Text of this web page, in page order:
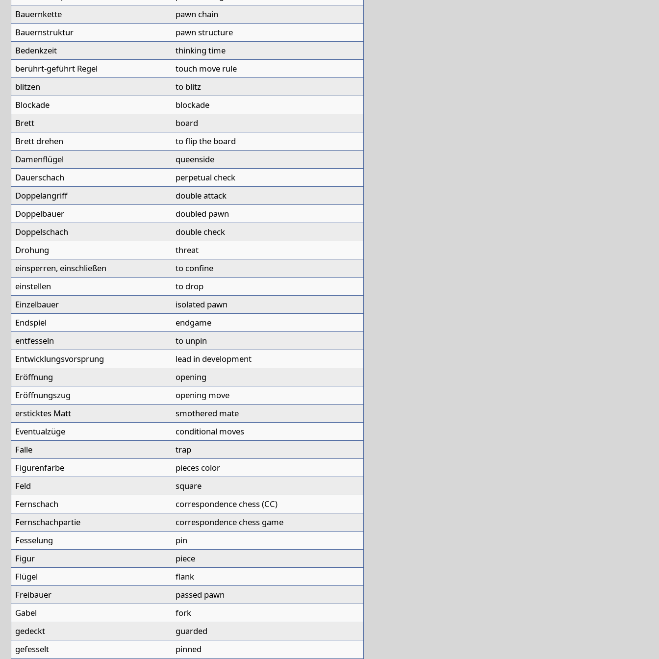
Bauernkette
pawn chain
Bauernstruktur
pawn structure
Bedenkzeit
thinking time
berührt-geführt Regel
touch move rule
blitzen
to blitz
Blockade
blockade
Brett
board
Brett drehen
to flip the board
Damenflügel
queenside
Dauerschach
perpetual check
Doppelangriff
double attack
Doppelbauer
doubled pawn
Doppelschach
double check
Drohung
threat
einsperren, einschließen
to confine
einstellen
to drop
Einzelbauer
isolated pawn
Endspiel
endgame
entfesseln
to unpin
Entwicklungsvorsprung
lead in development
Eröffnung
opening
Eröffnungszug
opening move
ersticktes Matt
smothered mate
Eventualzüge
conditional moves
Falle
trap
Figurenfarbe
pieces color
Feld
square
Fernschach
correspondence chess (CC)
Fernschachpartie
correspondence chess game
Fesselung
pin
Figur
piece
Flügel
flank
Freibauer
passed pawn
Gabel
fork
gedeckt
guarded
gefesselt
pinned